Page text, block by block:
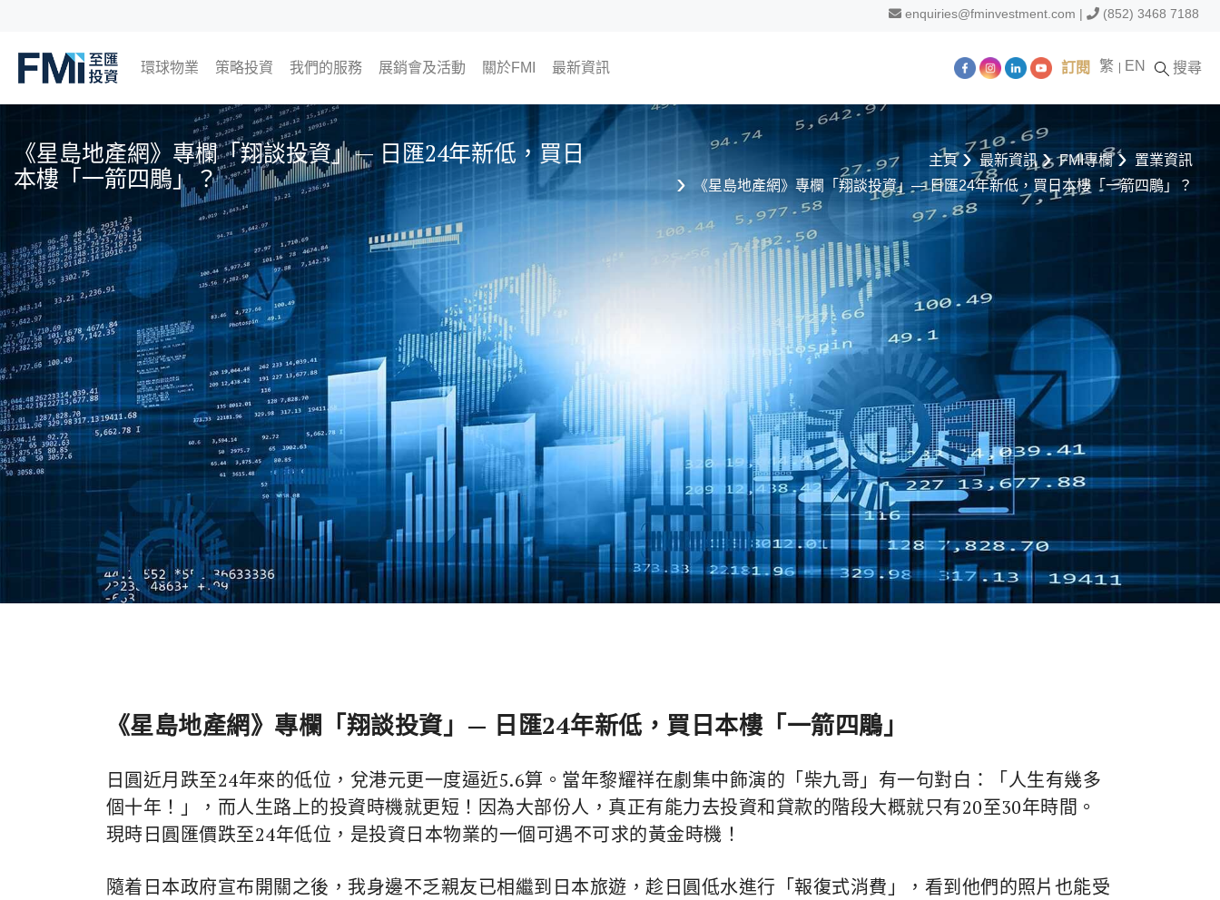
main
content
enquiries@fminvestment.com | (852) 3468 7188
FMI
環球物業
日本
英國
泰國
馬來西亞
策略投資 我們的服務 展銷會及活動
即將舉行
過往活動
關於FMI
為何選擇FMI FMI Japan 日本房地產開發商
我們的CEO及COO
我們的顧問團隊
The Finest Moment 尊貴會員計劃
會員活動
聯絡我們
加入我們
最新資訊
海外樓市資訊
FMI專欄 置業資訊
翔勝之道
生活角度
FMI頻道
訂閱 繁 EN 搜尋
《星島地產網》專欄「翔談投資」— 日匯24年新低，買日
本樓「一箭四鵰」？
主頁 最新資訊 FMI專欄
置業資訊
《星島地產網》專欄「翔談投資」— 日匯24年新低，買日本樓「一箭四鵰」？
《星島地產網》專欄「翔談投資」— 日匯24年新低，買日本樓「一箭四鵰」
日圓近月跌至24年來的低位，兌港元更一度逼近5.6算。當年黎耀祥在劇集中飾演的「柴九哥」有一句對白：「人生有幾多
個十年！」，而人生路上的投資時機就更短！因為大部份人，真正有能力去投資和貸款的階段大概就只有20至30年時間。
現時日圓匯價跌至24年低位，是投資日本物業的一個可遇不可求的黃金時機！
隨着日本政府宣布開關之後，我身邊不乏親友已相繼到日本旅遊，趁日圓低水進行「報復式消費」，看到他們的照片也能受